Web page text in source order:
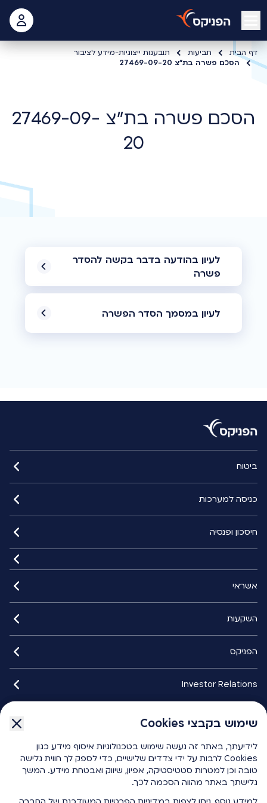
שימוש בקבצי Cookies
לידיעתך, באתר זה נעשה שימוש בטכנולוגיות איסוף מידע כגון
Cookies לרבות על ידי צדדים שלישיים, כדי לספק לך חווית גלישה
טובה וכן למטרות סטטיסטיקה, אפיון, שיווק ואבטחת מידע. המשך
גלישתך באתר מהווה הסכמה לכך.
open mobile menu
דף הבית תביעות
תובענות ייצוגיות-מידע לציבור
הסכם פשרה בת"צ 27469-09-20
הסכם פשרה בת"צ 27469-09-
20
לעיון בהודעה בדבר בקשה להסדר
פשרה
לעיון במסמך הסדר הפשרה
ביטוח
כניסה למערכות
חיסכון ופנסיה
אשראי
השקעות
הפניקס
Investor Relations
הפניקס smart
כלים ומחשבונים
שימוש בקבצי Cookies
לידיעתך, באתר זה נעשה שימוש בטכנולוגיות איסוף מידע כגון
Cookies לרבות על ידי צדדים שלישיים, כדי לספק לך חווית גלישה
טובה וכן למטרות סטטיסטיקה, אפיון, שיווק ואבטחת מידע. המשך
גלישתך באתר מהווה הסכמה לכך.